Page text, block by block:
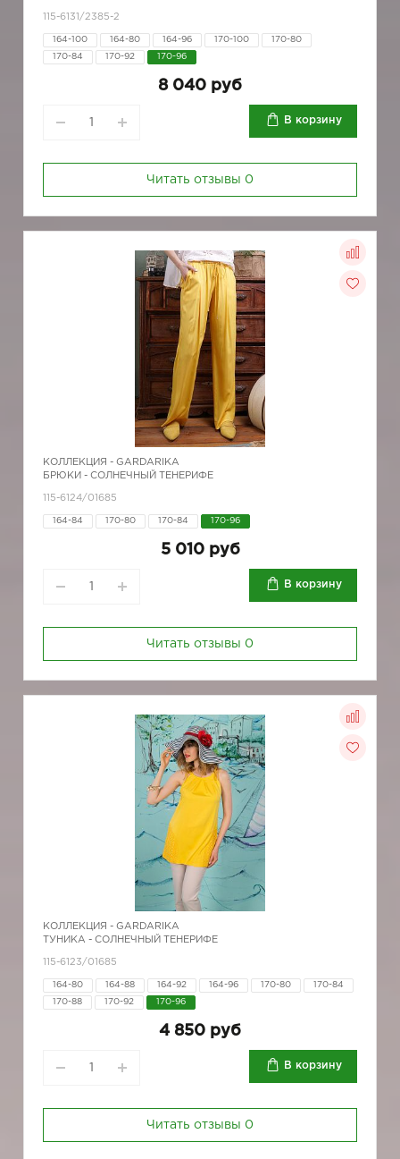
115-6131/2385-2
164-100 164-80 164-96 170-100 170-80
170-84 170-92 170-96
8 040 руб
В корзину
Читать отзывы 0
КОЛЛЕКЦИЯ - GARDARIKA
БРЮКИ - СОЛНЕЧНЫЙ ТЕНЕРИФЕ
115-6124/01685
164-84 170-80 170-84 170-96
5 010 руб
В корзину
Читать отзывы 0
КОЛЛЕКЦИЯ - GARDARIKA
ТУНИКА - СОЛНЕЧНЫЙ ТЕНЕРИФЕ
115-6123/01685
164-80 164-88 164-92 164-96 170-80 170-84
170-88 170-92 170-96
4 850 руб
В корзину
Читать отзывы 0